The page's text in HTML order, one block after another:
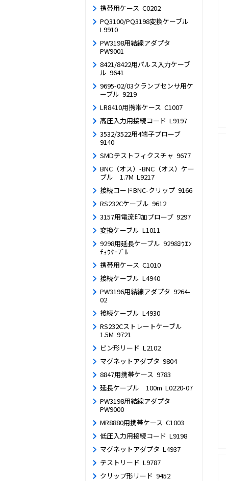
携帯用ケース C0202
PQ3100/PQ3198変換ケーブル
L9910
PW3198用結線アダプタ
PW9001
8421/8422用パルス入力ケーブ
ル 9641
9695-02/03クランプセンサ用ケ
ーブル 9219
LR8410用携帯ケース C1007
高圧入力用接続コード L9197
3532/3522用4端子プローブ
9140
SMDテストフィクスチャ 9677
BNC（オス）-BNC（オス）ケー
ブル 1.7M L9217
接続コードBNC-クリップ 9166
RS232Cケーブル 9612
3157用電流印加プローブ 9297
変換ケーブル L1011
9298用延長ケーブル 9298ﾖｳｴﾝ
ﾁｮｳｹｰﾌﾞﾙ
携帯用ケース C1010
接続ケーブル L4940
PW3196用結線アダプタ 9264-
02
接続ケーブル L4930
RS232Cストレートケーブル
1.5M 9721
ピン形リード L2102
マグネットアダプタ 9804
8847用携帯ケース 9783
延長ケーブル 100m L0220-07
PW3198用結線アダプタ
PW9000
MR8880用携帯ケース C1003
低圧入力用接続コード L9198
マグネットアダプタ L4937
テストリード L9787
クリップ形リード 9452